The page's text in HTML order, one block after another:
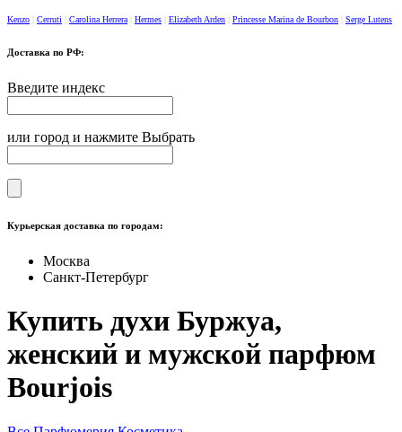
Kenzo Cerruti Carolina Herrera Hermes Elizabeth Arden Princesse Marina de Bourbon Serge Lutens
Доставка по РФ:
Введите индекс
или город и нажмите Выбрать
Курьерская доставка по городам:
Москва
Санкт-Петербург
Купить духи Буржуа,
женский и мужской парфюм
Bourjois